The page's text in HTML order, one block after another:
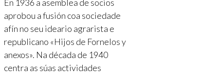
En 1936 a asemblea de socios
aprobou a fusión coa sociedade
afín no seu ideario agrarista e
republicano «Hijos de Fornelos y
anexos». Na década de 1940
centra as súas actividades